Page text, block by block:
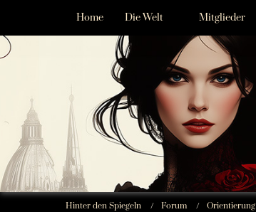
Home Die Welt Mitglieder
Hinter den Spiegeln Forum Orientierung